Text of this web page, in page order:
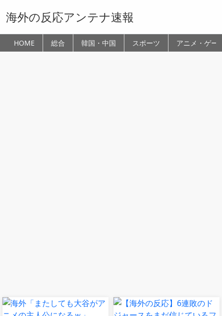
海外の反応アンテナ速報
HOME 総合 韓国・中国 スポーツ アニメ・ゲー